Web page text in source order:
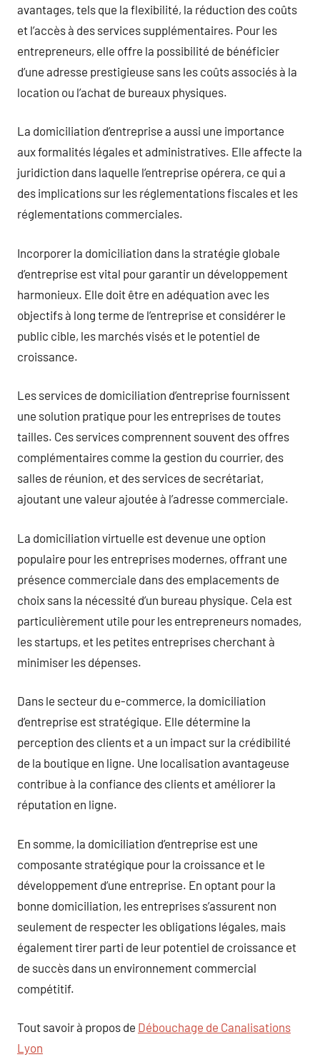
avantages, tels que la flexibilité, la réduction des coûts
et l’accès à des services supplémentaires. Pour les
entrepreneurs, elle offre la possibilité de bénéficier
d’une adresse prestigieuse sans les coûts associés à la
location ou l’achat de bureaux physiques.
La domiciliation d’entreprise a aussi une importance
aux formalités légales et administratives. Elle affecte la
juridiction dans laquelle l’entreprise opérera, ce qui a
des implications sur les réglementations fiscales et les
réglementations commerciales.
Incorporer la domiciliation dans la stratégie globale
d’entreprise est vital pour garantir un développement
harmonieux. Elle doit être en adéquation avec les
objectifs à long terme de l’entreprise et considérer le
public cible, les marchés visés et le potentiel de
croissance.
Les services de domiciliation d’entreprise fournissent
une solution pratique pour les entreprises de toutes
tailles. Ces services comprennent souvent des offres
complémentaires comme la gestion du courrier, des
salles de réunion, et des services de secrétariat,
ajoutant une valeur ajoutée à l’adresse commerciale.
La domiciliation virtuelle est devenue une option
populaire pour les entreprises modernes, offrant une
présence commerciale dans des emplacements de
choix sans la nécessité d’un bureau physique. Cela est
particulièrement utile pour les entrepreneurs nomades,
les startups, et les petites entreprises cherchant à
minimiser les dépenses.
Dans le secteur du e-commerce, la domiciliation
d’entreprise est stratégique. Elle détermine la
perception des clients et a un impact sur la crédibilité
de la boutique en ligne. Une localisation avantageuse
contribue à la confiance des clients et améliorer la
réputation en ligne.
En somme, la domiciliation d’entreprise est une
composante stratégique pour la croissance et le
développement d’une entreprise. En optant pour la
bonne domiciliation, les entreprises s’assurent non
seulement de respecter les obligations légales, mais
également tirer parti de leur potentiel de croissance et
de succès dans un environnement commercial
compétitif.
Tout savoir à propos de Débouchage de Canalisations
Lyon